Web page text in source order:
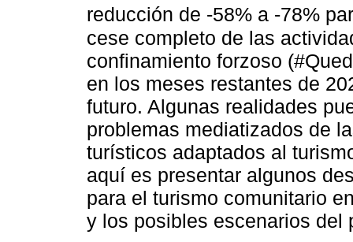
reducción de -58% a -78%
cese completo de las
confinamiento forzoso
en los meses restantes de
futuro. Algunas realidades
problemas mediatizados de
turísticos adaptados al
aquí es presentar algunos
para el turismo comunitario
y los posibles escenarios del